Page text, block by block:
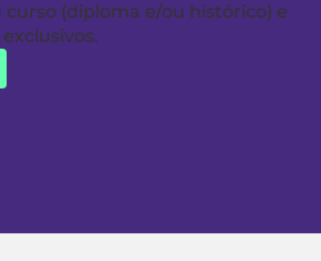
curso (diploma e/ou histórico) e